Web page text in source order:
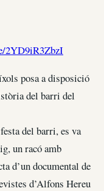
2YD9iR3ZbzI
posa a disposició
del barri del
del barri, es va
un racó amb
d’un documental de
d’Alfons Hereu